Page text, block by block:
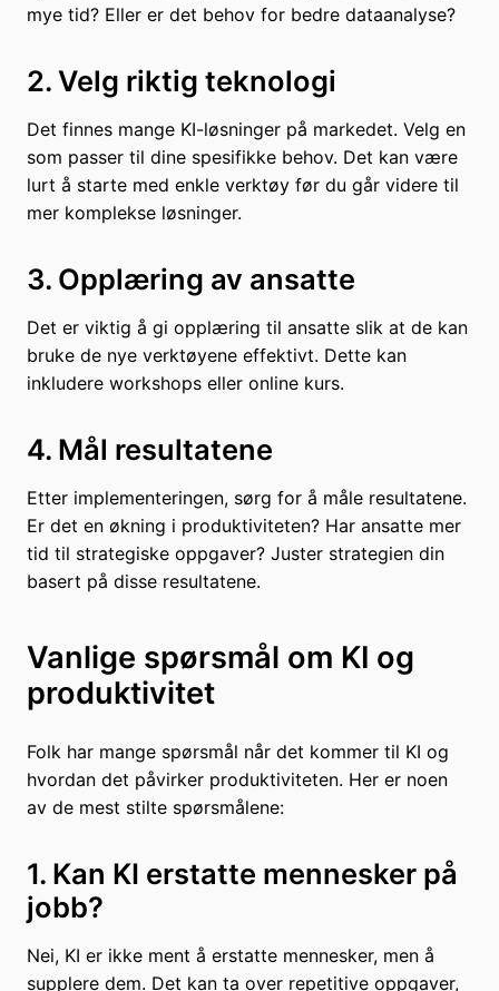
mye tid? Eller er det behov for bedre dataanalyse?
2. Velg riktig teknologi
Det finnes mange KI-løsninger på markedet. Velg en
som passer til dine spesifikke behov. Det kan være
lurt å starte med enkle verktøy før du går videre til
mer komplekse løsninger.
3. Opplæring av ansatte
Det er viktig å gi opplæring til ansatte slik at de kan
bruke de nye verktøyene effektivt. Dette kan
inkludere workshops eller online kurs.
4. Mål resultatene
Etter implementeringen, sørg for å måle resultatene.
Er det en økning i produktiviteten? Har ansatte mer
tid til strategiske oppgaver? Juster strategien din
basert på disse resultatene.
Vanlige spørsmål om KI og
produktivitet
Folk har mange spørsmål når det kommer til KI og
hvordan det påvirker produktiviteten. Her er noen
av de mest stilte spørsmålene:
1. Kan KI erstatte mennesker på
jobb?
Nei, KI er ikke ment å erstatte mennesker, men å
supplere dem. Det kan ta over repetitive oppgaver,